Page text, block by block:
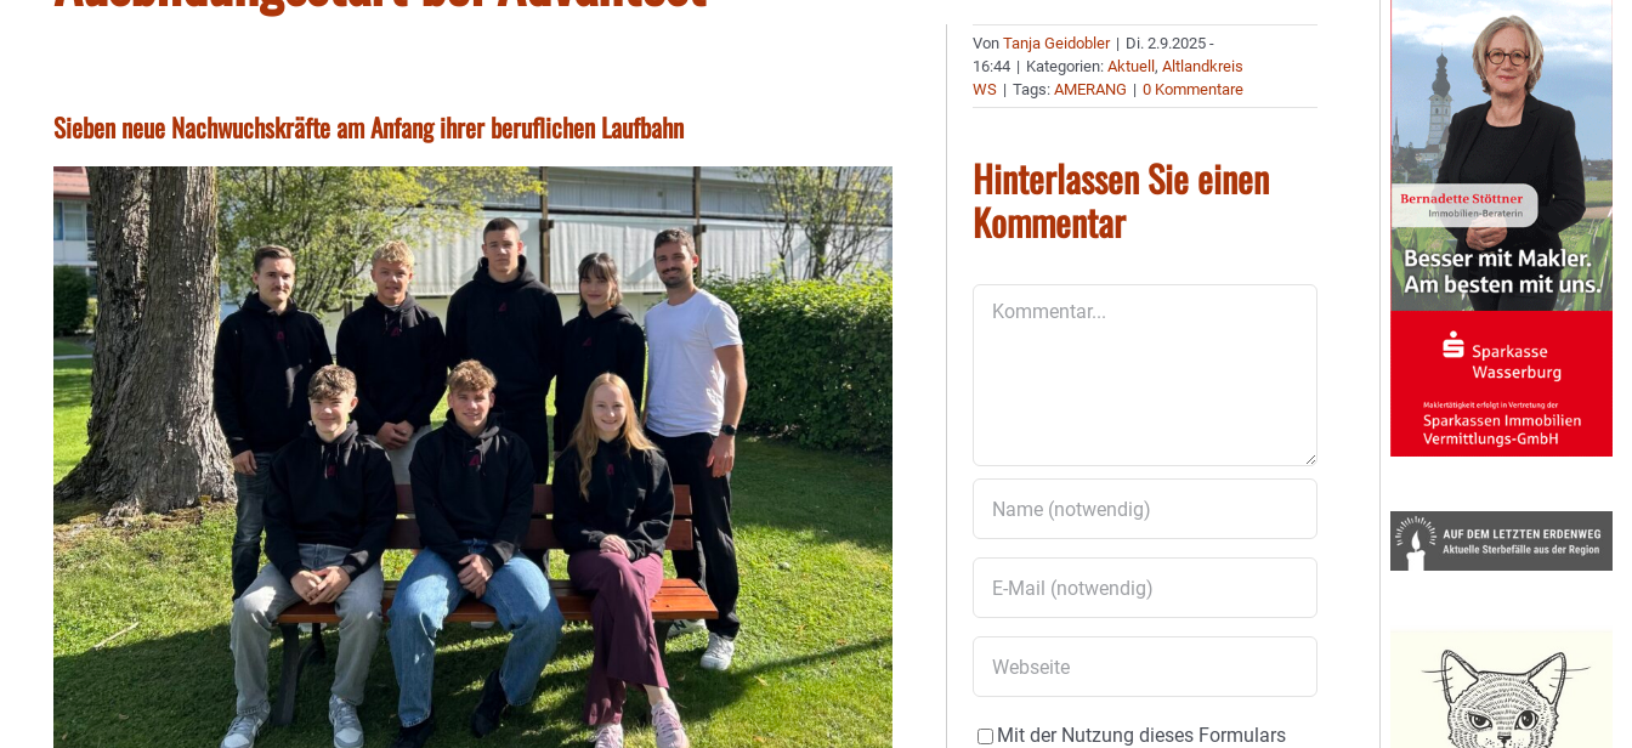
Sieben neue Nachwuchskräfte am Anfang ihrer beruflichen Laufbahn
VonTanja Geidobler | Di. 2.9.2025 -
16:44 | Kategorien:Aktuell,Altlandkreis
WS | Tags:AMERANG | 0 Kommentare
Hinterlassen Sie einen
Kommentar
Mit der Nutzung dieses Formulars